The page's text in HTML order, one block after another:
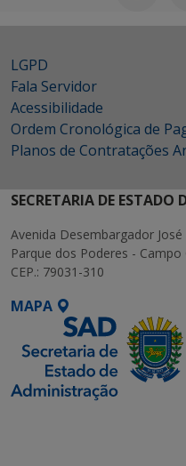
LGPD
Fala Servidor
Acessibilidade
Ordem Cronológica de
Planos de Contratações
SECRETARIA DE
Avenida Desembargador
Parque dos Poderes -
CEP.: 79031-310
MAPA